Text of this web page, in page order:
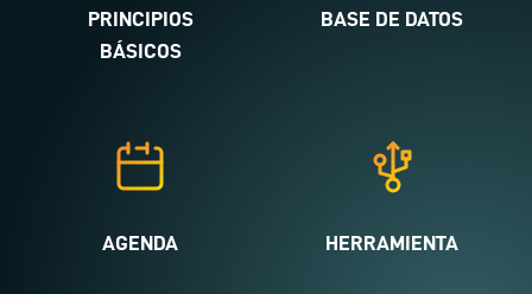
PRINCIPIOS
BÁSICOS
BASE DE DATOS
AGENDA HERRAMIENTA